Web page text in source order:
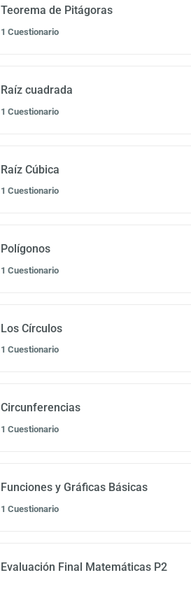
Teorema de Pitágoras
1 Cuestionario
Raíz cuadrada
1 Cuestionario
Raíz Cúbica
1 Cuestionario
Polígonos
1 Cuestionario
Los Círculos
1 Cuestionario
Circunferencias
1 Cuestionario
Funciones y Gráficas Básicas
1 Cuestionario
Evaluación Final Matemáticas P2